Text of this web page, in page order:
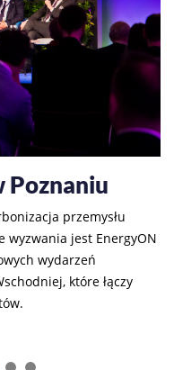
2026
Poznaniu
przemysłu
jest EnergyON
wydarzeń
które łączy